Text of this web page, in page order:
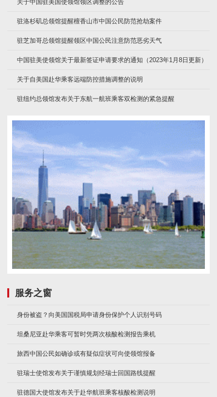
关于中国驻美国使领馆领区调整的公告
驻洛杉矶总领馆提醒檀香山市中国公民防范抢劫案件
驻芝加哥总领馆提醒领区中国公民注意防范恶劣天气
中国驻美使领馆关于最新签证申请要求的通知（2023年1月8日更新）
关于自美国赴华乘客远端防控措施调整的说明
驻纽约总领馆发布关于东航一航班乘客双检测的紧急提醒
服务之窗
身份被盗？向美国国税局申请身份保护个人识别号码
坦桑尼亚赴华乘客可暂时凭两次核酸检测报告乘机
旅西中国公民如确诊或有疑似症状可向使领馆报备
驻瑞士使馆发布关于谨慎规划经瑞士回国路线提醒
驻德国大使馆发布关于赴华航班乘客核酸检测说明